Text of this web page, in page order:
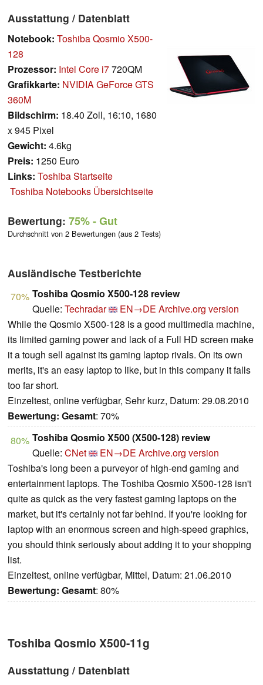
Ausstattung / Datenblatt
Notebook: Toshiba Qosmio X500-
128
Prozessor: Intel Core i7720QM
Grafikkarte: NVIDIA GeForce GTS
360M
Bildschirm: 18.40 Zoll, 16:10, 1680
x 945 Pixel
Gewicht: 4.6kg
Preis: 1250 Euro
Links: Toshiba Startseite
Toshiba Notebooks Übersichtseite
Bewertung: 75%- Gut
Durchschnitt von 2 Bewertungen (aus 2 Tests)
Ausländische Testberichte
70% Toshiba Qosmio X500-128 review
Quelle: Techradar EN→DE Archive.org version
While the Qosmio X500-128 is a good multimedia machine,
its limited gaming power and lack of a Full HD screen make
it a tough sell against its gaming laptop rivals. On its own
merits, it's an easy laptop to like, but in this company it falls
too far short.
Einzeltest, online verfügbar, Sehr kurz, Datum: 29.08.2010
Bewertung: Gesamt: 70%
80% Toshiba Qosmio X500 (X500-128) review
Quelle: CNet EN→DE Archive.org version
Toshiba's long been a purveyor of high-end gaming and
entertainment laptops. The Toshiba Qosmio X500-128 isn't
quite as quick as the very fastest gaming laptops on the
market, but it's certainly not far behind. If you're looking for
laptop with an enormous screen and high-speed graphics,
you should think seriously about adding it to your shopping
list.
Einzeltest, online verfügbar, Mittel, Datum: 21.06.2010
Bewertung: Gesamt: 80%
Toshiba Qosmio X500-11g
Ausstattung / Datenblatt